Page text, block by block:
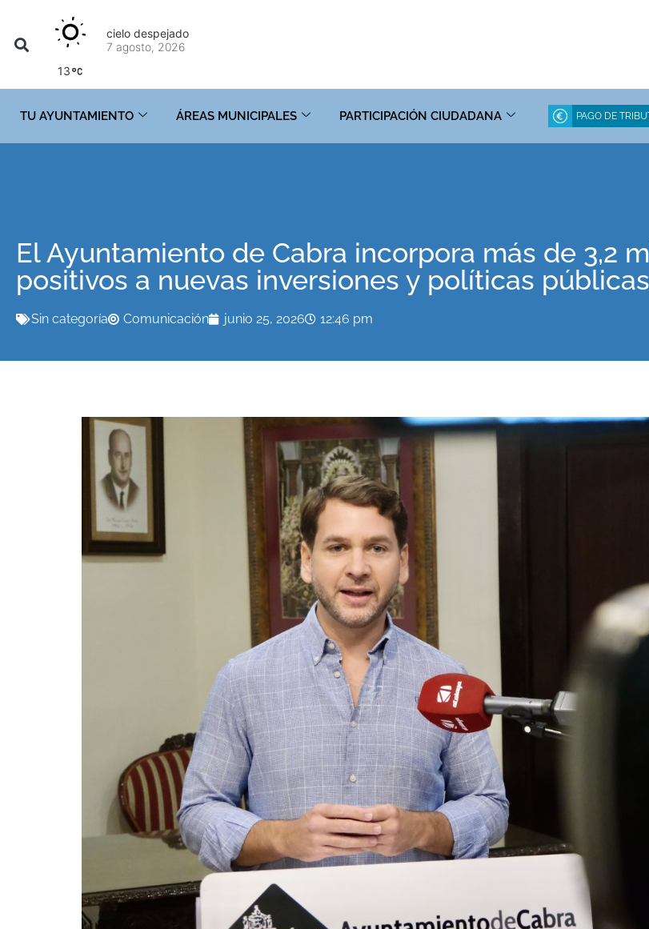
13
cielo despejado
7 agosto, 2026
TU AYUNTAMIENTO ÁREAS MUNICIPALES PARTICIPACIÓN CIUDADANA PAGO DE
El Ayuntamiento de Cabra incorpora más de 3,2
positivos a nuevas inversiones y políticas públicas
Sin categoría Comunicación junio 25, 2026 12:46 pm